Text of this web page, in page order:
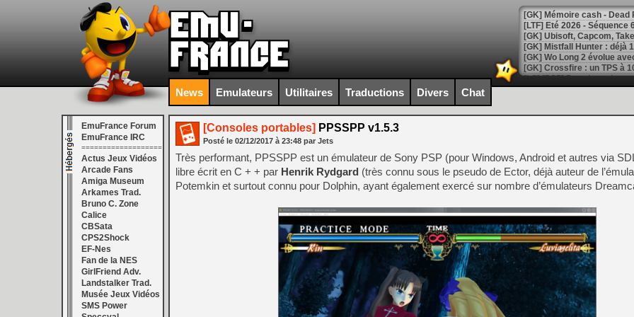
[LTF] Eté 2026 - Séquence
[GK] Mistfall Hunter : déjà
[GK] Wo Long 2 évolue
[GK] Crossfire : un TPS à
[LS] [PS5] Premiers
[Mo5] DOOM arrive en
[GK] Bethesda fête les 30
[GK] Roblox : l'action en
[GK] Agenda - GeForce
[GK] Devolver Digital en a
[LS] [PS5] ps5-y2jb-
[GK] Pourquoi Marvel
[GK] Test : Restory : Chill
[GK] GTA 6 : Rockstar
[GK] Hot Wheels Infinite
[GK] Mémoire cash -
News Emulateurs Utilitaires Traductions Divers Chat
EmuFrance Forum
EmuFrance IRC
===================
Actus Jeux Vidéos
Arcade Fans
Amiga Museum
Arkames Trad.
Bruno C. Zone
Calice
CBSata
CPS2Shock
EF-Nes
Fan de la NES
GirlFriend Adv.
Landstalker Trad.
Musée Jeux Vidéos
SMS Power
[Consoles portables] PPSSPP v1.5.3
Posté le 02/12/2017 à 23:48 par Jets
Très performant, PPSSPP est un émulateur de Sony PSP (pour Windows, Android et autres via
libre écrit en C + + par Henrik Rydgard (très connu sous le pseudo de Ector, déjà auteur de
Potemkin et surtout connu pour Dolphin, ayant également exercé sur nombre d’émulateurs